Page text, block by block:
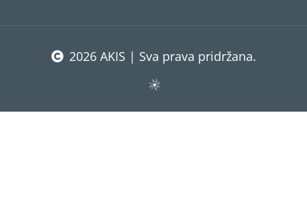
2026 AKIS | Sva prava pridržana.